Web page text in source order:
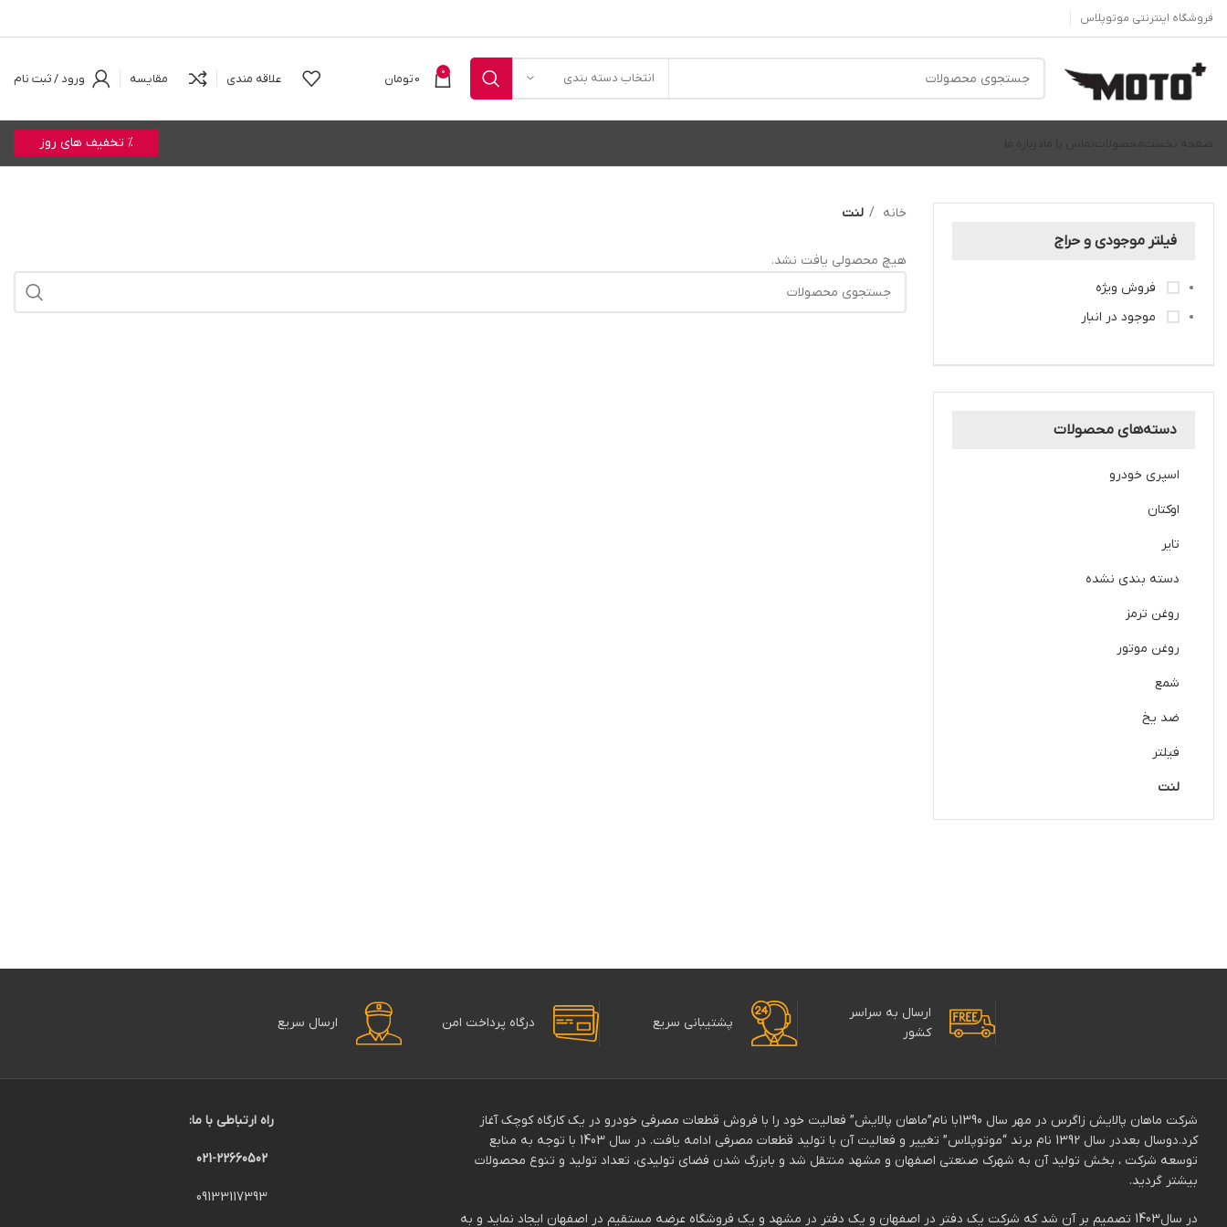
فروشگاه اینترنتی موتوپلاس
انتخاب دسته بندی 0
0تومان علاقه مندی مقایسه ورود / ثبت نام
% تخفیف های روز
فیلتر موجودی و حراج
فروش ویژه
موجود در انبار
دسته‌های محصولات
اسپری خودرو
اوکتان
تایر
دسته بندی نشده
روغن ترمز
روغن موتور
شمع
ضد یخ
فیلتر
لنت
خانه لنت
هیچ محصولی یافت نشد.
ارسال به سراسر
کشور
پشتیبانی سریع درگاه پرداخت امن ارسال سریع
شرکت ماهان پالایش زاگرس در مهر سال 1390با نام”ماهان پالایش” فعالیت خود را با فروش قطعات مصرفی خودرو در یک کارگاه کوچک آغاز
کرد.دوسال بعددر سال 1392 نام برند “موتوپلاس” تغییر و فعالیت آن با تولید قطعات مصرفی ادامه یافت. در سال 1403 با توجه به منابع
توسعه شرکت ، بخش تولید آن به شهرک صنعتی اصفهان و مشهد منتقل شد و بابزرگ شدن فضای تولیدی، تعداد تولید و تنوع محصولات
بیشتر گردید.
در سال1403 تصمیم بر آن شد که شرکت یک دفتر در اصفهان و یک دفتر در مشهد و یک فروشگاه عرضه مستقیم در اصفهان ایجاد نماید و به
راه ارتباطی با ما:
021-22660502
09133117393